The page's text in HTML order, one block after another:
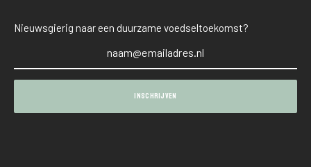
Nieuwsgierig naar een duurzame voedseltoekomst?